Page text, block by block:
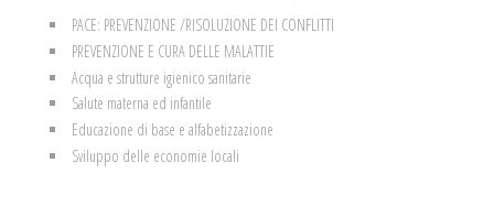
PACE: PREVENZIONE /RISOLUZIONE DEI CONFLITTI
PREVENZIONE E CURA DELLE MALATTIE
Acqua e strutture igienico sanitarie
Salute materna ed infantile
Educazione di base e alfabetizzazione
Sviluppo delle economie locali